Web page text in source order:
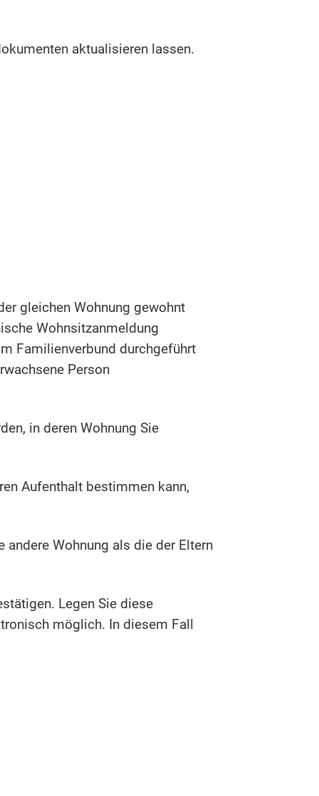
aktualisieren lassen.
gleichen Wohnung gewohnt
Wohnsitzanmeldung
Familienverbund durchgeführt
Person
in deren Wohnung Sie
Aufenthalt bestimmen kann,
andere Wohnung als die der Eltern
Legen Sie diese
möglich. In diesem Fall